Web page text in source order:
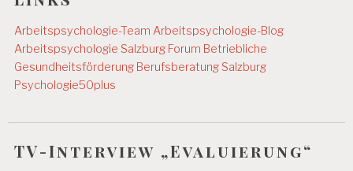
Arbeitspsychologie-Team Arbeitspsychologie-Blog
Arbeitspsychologie Salzburg Forum Betriebliche
Gesundheitsförderung Berufsberatung Salzburg
Psychologie50plus
TV-Interview „Evaluierung“